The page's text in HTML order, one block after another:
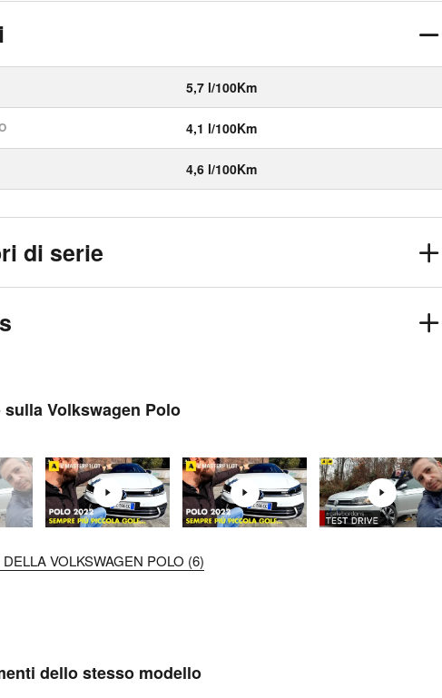
5,7 l/100Km
4,1 l/100Km
4,6 l/100Km
di serie
Volkswagen Polo
VOLKSWAGEN POLO (6)
dello stesso modello